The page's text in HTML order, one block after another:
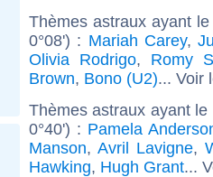
Thèmes astraux ayant
0°08') : Mariah Carey,
Olivia Rodrigo, Romy
Brown, Bono (U2)... Voir
Thèmes astraux ayant
0°40') : Pamela
Manson, Avril Lavigne,
Hawking, Hugh Grant...